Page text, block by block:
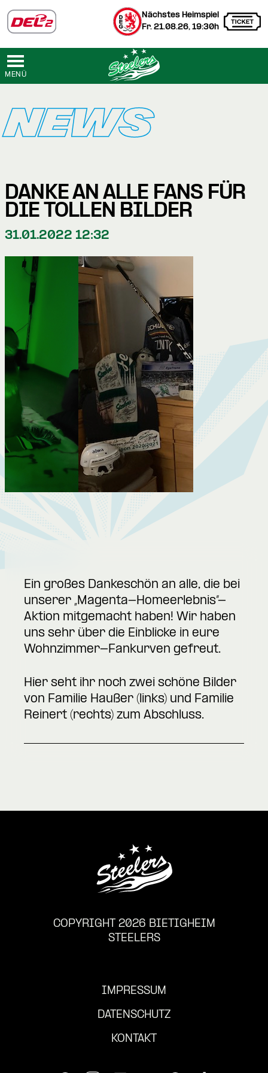
Nächstes Heimspiel
Fr. 21.08.26, 19:30h
MENÜ
NEWS
DANKE AN ALLE FANS FÜR
DIE TOLLEN BILDER
31.01.2022 12:32
Ein großes Dankeschön an alle, die bei
unserer „Magenta-Homeerlebnis“-
Aktion mitgemacht haben! Wir haben
uns sehr über die Einblicke in eure
Wohnzimmer-Fankurven gefreut.
Hier seht ihr noch zwei schöne Bilder
von Familie Haußer (links) und Familie
Reinert (rechts) zum Abschluss.
COPYRIGHT 2026 BIETIGHEIM
STEELERS
IMPRESSUM
DATENSCHUTZ
KONTAKT